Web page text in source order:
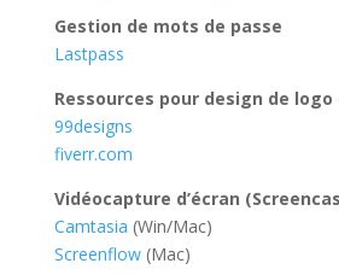
Gestion de mots de passe
Lastpass
Ressources pour design de
99designs
fiverr.com
Vidéocapture d’écran
Camtasia (Win/Mac)
Screenflow(Mac)